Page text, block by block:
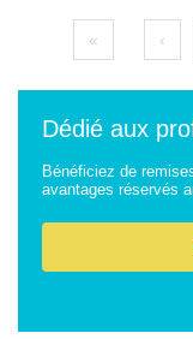
« ‹
Dédié aux
Bénéficiez de
avantages réservés